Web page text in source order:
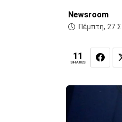
Newsroom
Πέμπτη, 27
11
SHARES